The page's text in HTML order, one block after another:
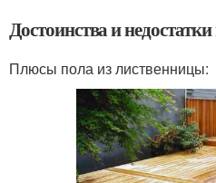
Достоинства и
Плюсы пола из лиственницы: